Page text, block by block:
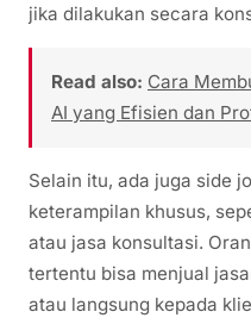
jika dilakukan secara
Read also: Cara
AI yang Efisien dan
Selain itu, ada juga side
keterampilan khusus,
atau jasa konsultasi.
tertentu bisa menjual
atau langsung kepada